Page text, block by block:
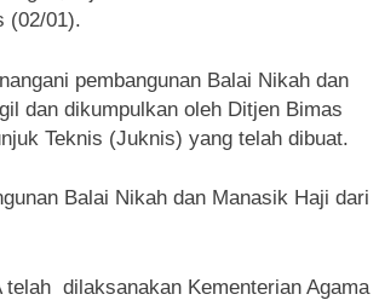
(02/01).
pembangunan Balai Nikah dan
dan dikumpulkan oleh Ditjen Bimas
Teknis (Juknis) yang telah dibuat.
Balai Nikah dan Manasik Haji dari
dilaksanakan Kementerian Agama